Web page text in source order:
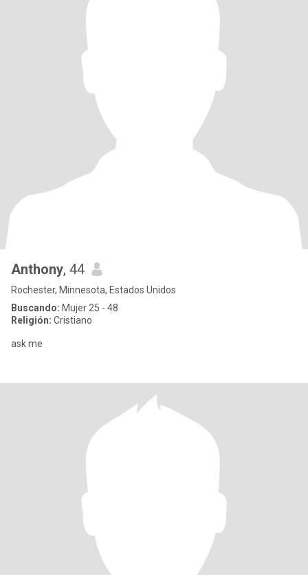
Anthony, 44
Rochester, Minnesota, Estados Unidos
Buscando: Mujer 25 - 48
Religión: Cristiano
ask me